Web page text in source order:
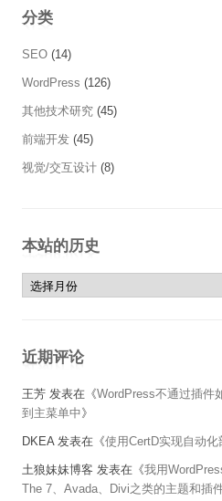
分类
SEO (14)
WordPress (126)
其他技术研究 (45)
前端开发 (45)
视觉/交互设计 (8)
本站的历史
本站的历史
近期评论
王芳 发表在《WordPress不通过插件
到主菜单中》
DKEA发表在《使用CertD实现自动
土狼妹妹博客 发表在《我用
The 7、Avada、Divi之类的主题和插